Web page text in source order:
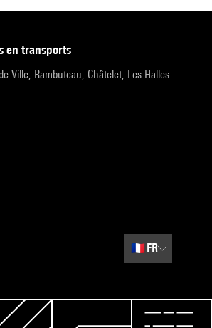
en transports
Ville, Rambuteau, Châtelet, Les Halles
🇫🇷 FR